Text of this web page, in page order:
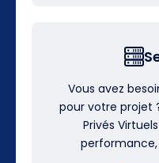
Vous avez
pour votre projet
Privés